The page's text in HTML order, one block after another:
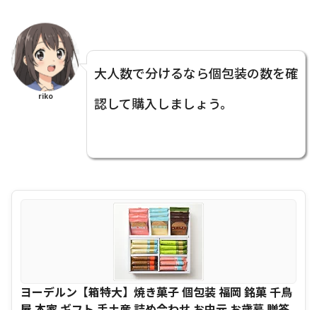
riko
大人数で分けるなら個包装の数を確
認して購入しましょう。
ヨーデルン【箱特大】焼き菓子 個包装 福岡 銘菓 千鳥